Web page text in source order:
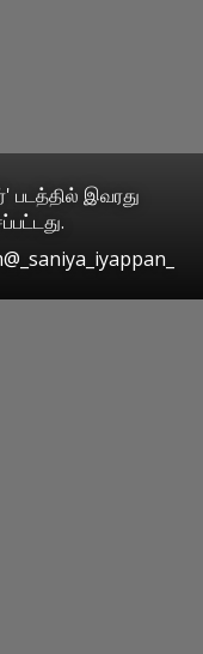
படத்தில் இவரது